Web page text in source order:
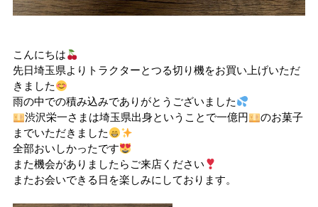
こんにちは
先日埼玉県よりトラクターとつる切り機をお買い上げいただ
きました
雨の中での積み込みでありがとうございました
渋沢栄一さまは埼玉県出身ということで一億円
のお菓子
までいただきました
全部おいしかったです
また機会がありましたらご来店ください
またお会いできる日を楽しみにしております。